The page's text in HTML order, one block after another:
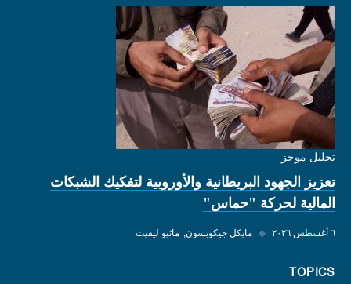
تحليل موجز
تعزيز الجهود البريطانية والأوروبية لتفكيك الشبكات
المالية لحركة "حماس"
٦ أغسطس ٢٠٢٦ ◆ مايكل جيكوبسون ماثيو ليفيت
TOPICS